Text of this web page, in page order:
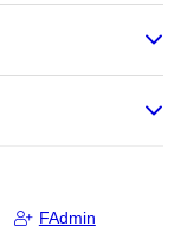
FAdmin